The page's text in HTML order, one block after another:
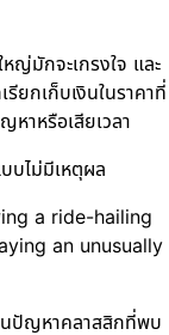
ญ่มักจะเกรงใจ และ
ยกเก็บเงินในราคาที่
หาหรือเสียเวลา
บไม่มีเหตุผล
a ride-hailing
an unusually
นปัญหาคลาสสิกที่พบ